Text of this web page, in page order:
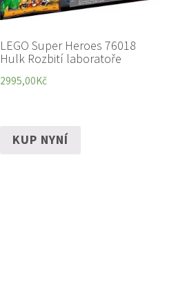
LEGO Super Heroes 76018
Hulk Rozbití laboratoře
2995,00Kč
KUP NYNÍ